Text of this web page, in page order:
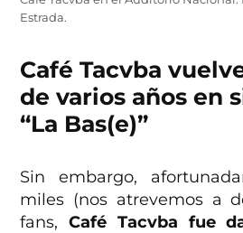
Estrada.
Café Tacvba
de varios años en
“La Bas(e)”
Sin embargo,
miles (nos atrevemos a
fans,Café Tacvba fue